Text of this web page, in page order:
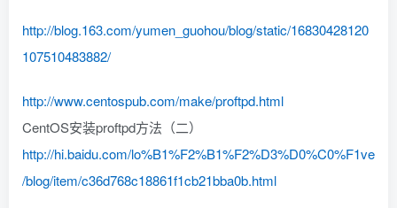
http://blog.163.com/yumen_guohou/blog/static/16830428120
107510483882/
http://www.centospub.com/make/proftpd.html
CentOS安装proftpd方法（二）
http://hi.baidu.com/lo%B1%F2%B1%F2%D3%D0%C0%F1ve
/blog/item/c36d768c18861f1cb21bba0b.html